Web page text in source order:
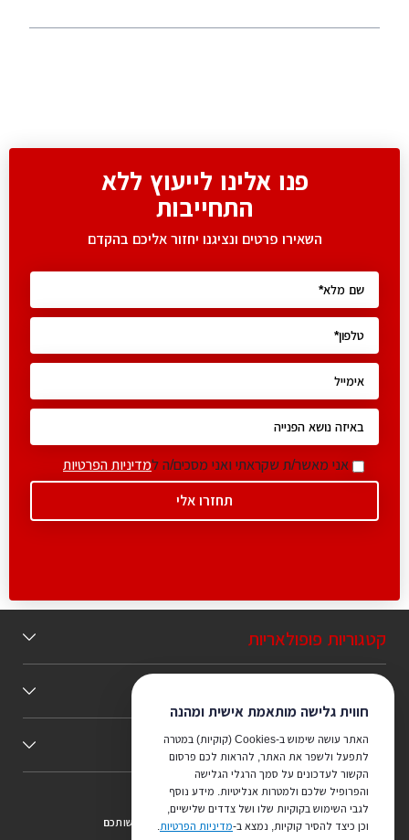
פנו אלינו לייעוץ ללא
התחייבות
השאירו פרטים ונציגנו יחזור אליכם בהקדם
אני מאשר/ת שקראתי ואני מסכים/ה למדיניות הפרטיות
חווית גלישה מותאמת אישית ומהנה
האתר עושה שימוש ב-Cookies (קוקיות) במטרה
לתפעל ולשפר את האתר, להראות לכם פרסום
הקשור לעדכונים על סמך הרגלי הגלישה
והפרופיל שלכם ולמטרות אנליטיות. מידע נוסף
לגבי השימוש בקוקיות שלו ושל צדדים שלישיים,
וכן כיצד להסיר קוקיות, נמצא ב-מדיניות הפרטיות.
קטגוריות פופולאריות
כללי
צריכים ייעוץ מהמקצוענים שלנו? נשמח לעמוד לרשותכם